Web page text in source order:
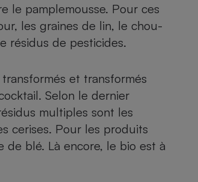
le pamplemousse. Pour ces
, les graines de lin, le chou-
résidus de pesticides.
et transformés
Selon le dernier
multiples sont les
cerises. Pour les produits
de blé. Là encore, le bio est à